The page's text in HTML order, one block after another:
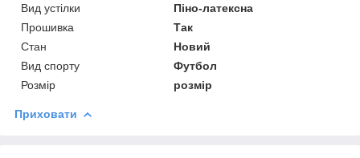
Вид устілки
Піно-латексна
Прошивка
Так
Стан
Новий
Вид спорту
Футбол
Розмір
розмір
Приховати